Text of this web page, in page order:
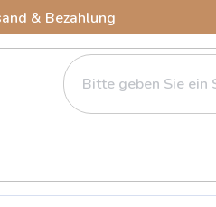
& Bezahlung